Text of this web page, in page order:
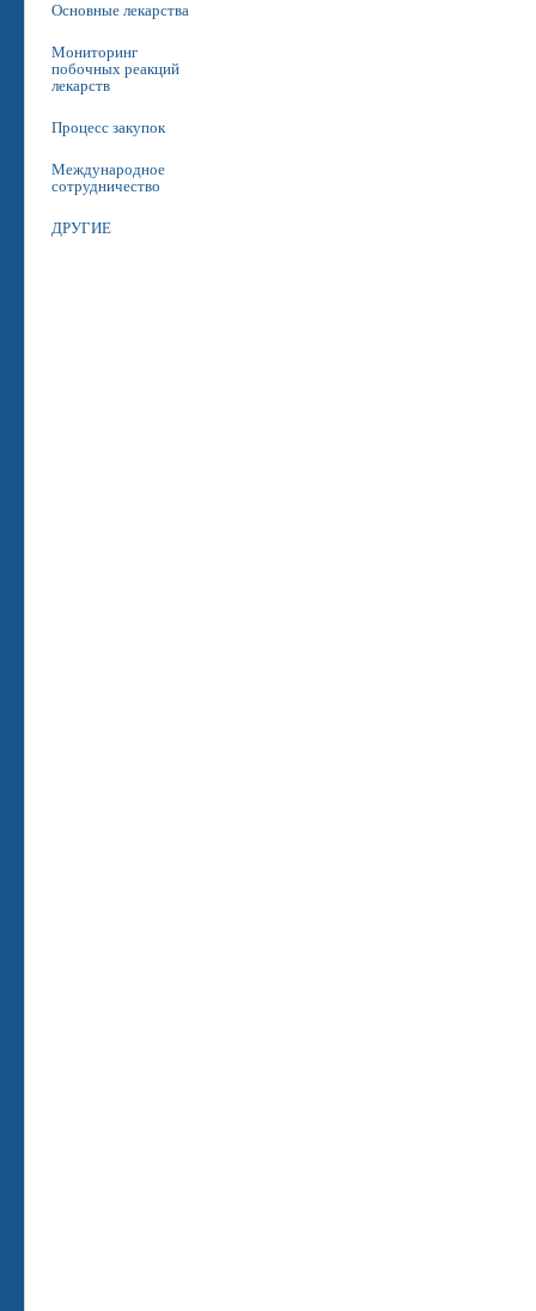
Основные лекарства
Мониторинг
побочных реакций
лекарств
Процесс закупок
Международное
сотрудничество
ДРУГИЕ